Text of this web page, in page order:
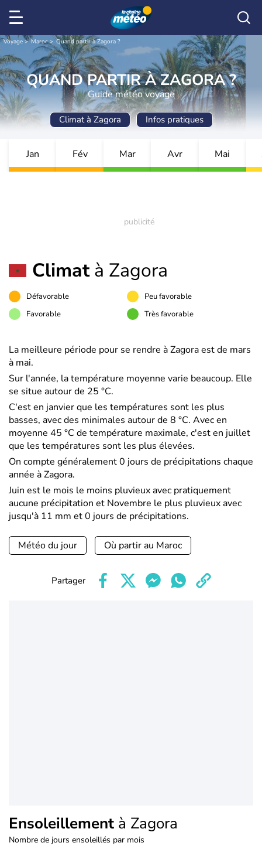
Voyage Maroc Quand partir à Zagora ?
QUAND PARTIR À ZAGORA ?
Guide météo voyage
Climat à Zagora Infos pratiques
Jan Fév Mar Avr Mai
Climatà Zagora
Défavorable
Peu favorable
Favorable
Très favorable
La meilleure période pour se rendre à Zagora est de mars
à mai.
Sur l'année, la température moyenne varie beaucoup. Elle
se situe autour de 25 °C.
C'est en janvier que les températures sont les plus
basses, avec des minimales autour de 8 °C. Avec en
moyenne 45 °C de température maximale, c'est en juillet
que les températures sont les plus élevées.
On compte généralement 0 jours de précipitations chaque
année à Zagora.
Juin est le mois le moins pluvieux avec pratiquement
aucune précipitation et Novembre le plus pluvieux avec
jusqu'à 11 mm et 0 jours de précipitations.
Météo du jour Où partir au Maroc
Partager
Ensoleillement à Zagora
Nombre de jours ensoleillés par mois